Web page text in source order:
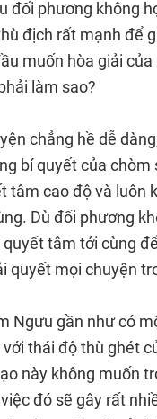
đối phương không
địch rất mạnh để
muốn hòa giải
làm sao?
chẳng hề dễ
bí quyết của chòm
tâm cao độ và luôn
Dù đối phương
tâm tới cùng
quyết mọi chuyện
Ngưu gần như có
thái độ thù ghét
này không muốn
đó sẽ gây rất